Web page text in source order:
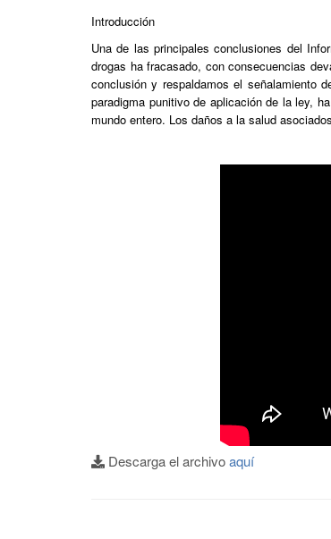
Introducción
Una de las principales conclusiones del
drogas ha fracasado, con consecuencias
conclusión y respaldamos el señalamiento
paradigma punitivo de aplicación de la ley,
mundo entero. Los daños a la salud
Descarga el archivoaquí